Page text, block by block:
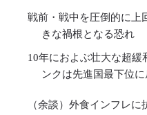
戦前・戦中を圧倒的に上
きな禍根となる恐れ
10年におよぶ壮大な超緩
ンクは先進国最下位に
（余談）外食インフレ